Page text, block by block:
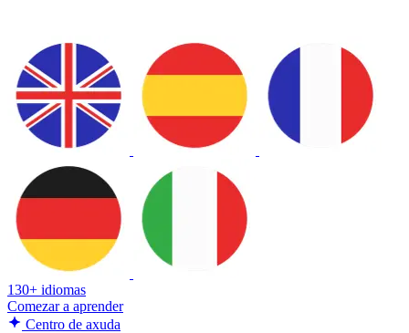
130+ idiomas
Comezar a aprender
Centro de axuda